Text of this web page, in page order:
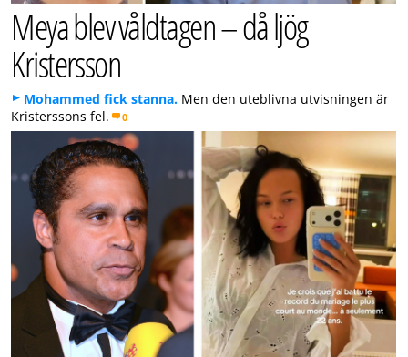
Meya blev våldtagen – då ljög
Kristersson
Mohammed fick stanna. Men den uteblivna utvisningen är
Kristerssons fel.
0